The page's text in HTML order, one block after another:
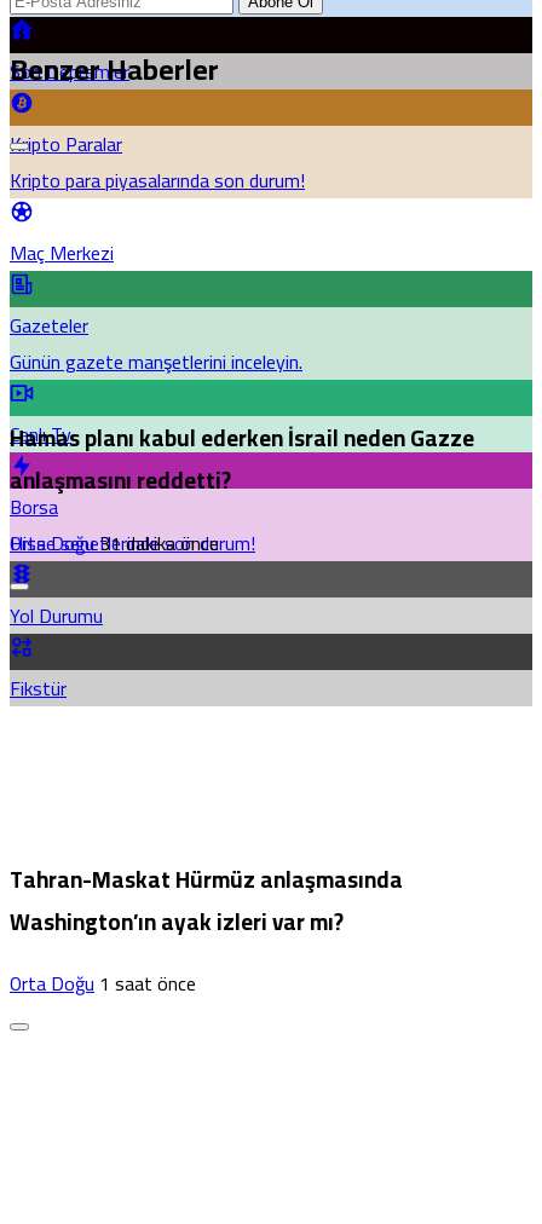
Son Depremler
Kripto Paralar
Kripto para piyasalarında son durum!
Maç Merkezi
Gazeteler
Günün gazete manşetlerini inceleyin.
Canlı Tv
Borsa
Hisse senetlerinde son durum!
Yol Durumu
Fikstür
Benzer Haberler
Hamas planı kabul ederken İsrail neden Gazze
anlaşmasını reddetti?
Orta Doğu31 dakika önce
Tahran-Maskat Hürmüz anlaşmasında
Washington’ın ayak izleri var mı?
Orta Doğu1 saat önce